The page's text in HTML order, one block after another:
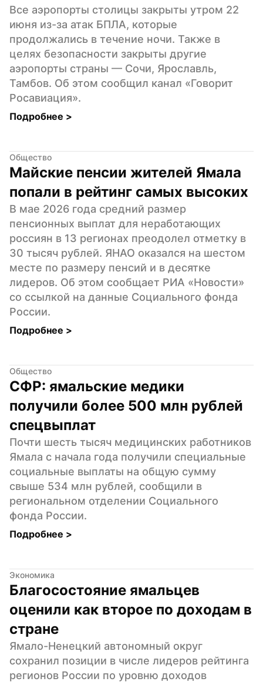
Все аэропорты столицы закрыты утром 22
июня из-за атак БПЛА, которые
продолжались в течение ночи. Также в
целях безопасности закрыты другие
аэропорты страны — Сочи, Ярославль,
Тамбов. Об этом сообщил канал «Говорит
Росавиация».
Подробнее >
Общество
Майские пенсии жителей Ямала
попали в рейтинг самых высоких
В мае 2026 года средний размер
пенсионных выплат для неработающих
россиян в 13 регионах преодолел отметку в
30 тысяч рублей. ЯНАО оказался на шестом
месте по размеру пенсий и в десятке
лидеров. Об этом сообщает РИА «Новости»
со ссылкой на данные Социального фонда
России.
Подробнее >
Общество
СФР: ямальские медики
получили более 500 млн рублей
спецвыплат
Почти шесть тысяч медицинских работников
Ямала с начала года получили специальные
социальные выплаты на общую сумму
свыше 534 млн рублей, сообщили в
региональном отделении Социального
фонда России.
Подробнее >
Экономика
Благосостояние ямальцев
оценили как второе по доходам в
стране
Ямало-Ненецкий автономный округ
сохранил позиции в числе лидеров рейтинга
регионов России по уровню доходов